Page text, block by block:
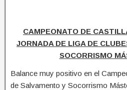
CAMPEONATO DE
JORNADA DE LIGA DE
SOCORRISMO
Balance muy positivo en el
de Salvamento y Socorrismo